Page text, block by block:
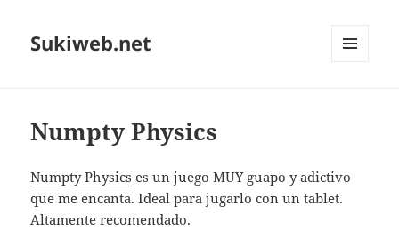
Sukiweb.net
Numpty Physics
Numpty Physics es un juego MUY guapo y adictivo
que me encanta. Ideal para jugarlo con un tablet.
Altamente recomendado.